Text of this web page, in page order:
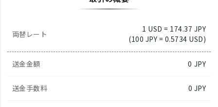
両替レート
1 USD = 174.37 JPY
(100 JPY = 0.5734 USD)
送金金額 0 JPY
送金手数料 0 JPY